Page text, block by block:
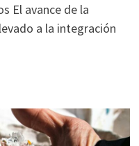
El avance de la
a la integración